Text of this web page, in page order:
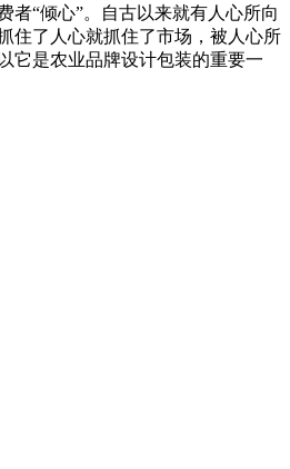
者“倾心”。自古以来就有人心所向
住了人心就抓住了市场，被人心所
它是农业品牌设计包装的重要一